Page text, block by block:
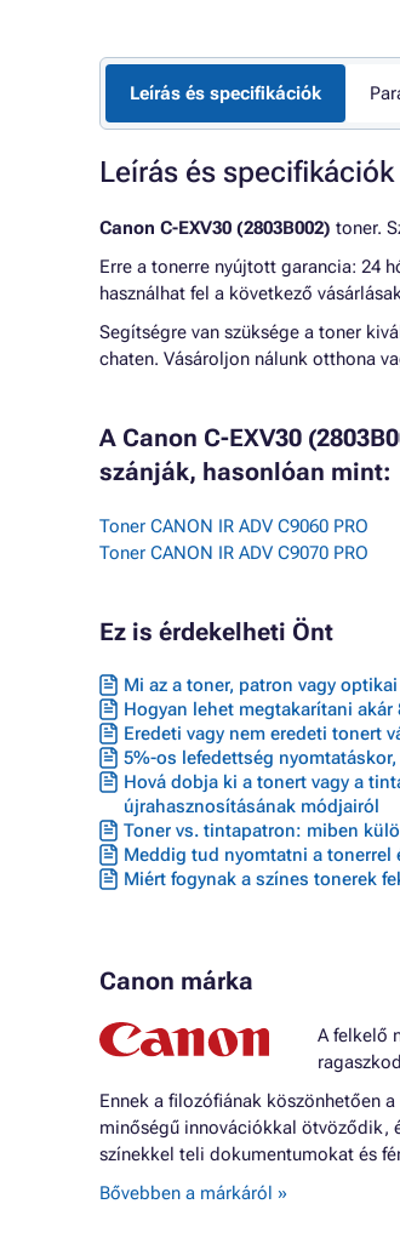
Leírás és specifikációk
Leírás és specifikációk
Canon C-EXV30 (2803B002) toner.
Erre a tonerre nyújtott garancia: 24
használhat fel a következő
Segítségre van szüksége a toner
chaten. Vásároljon nálunk otthona
A Canon C-EXV30
szánják, hasonlóan mint:
Toner CANON IR ADV C9060 PRO
Toner CANON IR ADV C9070 PRO
Ez is érdekelheti Önt
Mi az a toner, patron vagy
Hogyan lehet megtakarítani
Eredeti vagy nem eredeti tonert
5%-os lefedettség
Hová dobja ki a tonert vagy a
újrahasznosításának módjairól
Toner vs. tintapatron: miben
Meddig tud nyomtatni a tonerrel
Miért fogynak a színes tonerek
Canon márka
A felkelő
Ennek a filozófiának köszönhetően
minőségű innovációkkal ötvöződik,
színekkel teli dokumentumokat és
Bővebben a márkáról »